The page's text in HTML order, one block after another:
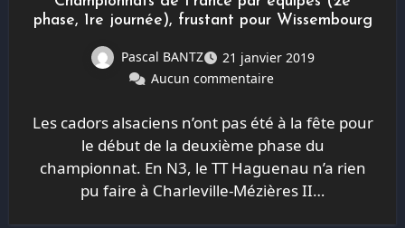
phase, 1re journée), frustant pour Wissembourg
Pascal BANTZ
21 janvier 2019
Aucun commentaire
Les cadors alsaciens n’ont pas été à la fête pour
le début de la deuxième phase du
championnat. En N3, le TT Haguenau n’a rien
pu faire à Charleville-Mézières II…